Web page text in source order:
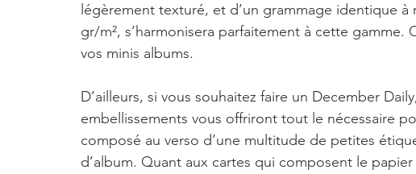
légèrement texturé, et d’un grammage identique
gr/m², s’harmonisera parfaitement à cette gamme.
vos minis albums.
D’ailleurs, si vous souhaitez faire un December
embellissements vous offriront tout le nécessaire
composé au verso d’une multitude de petites
d’album. Quant aux cartes qui composent le